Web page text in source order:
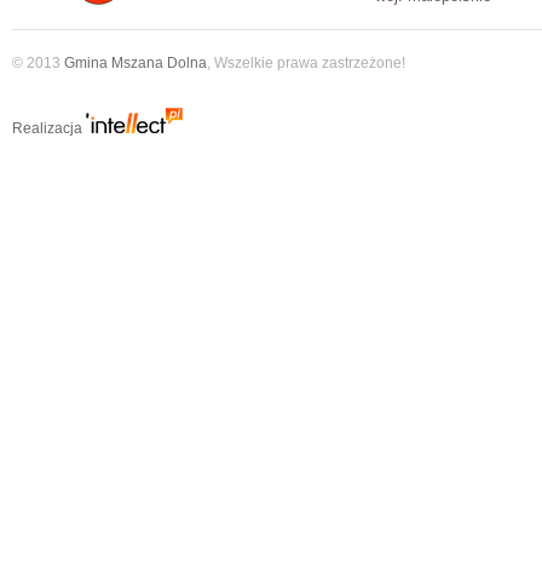
© 2013 Gmina Mszana Dolna, Wszelkie prawa zastrzeżone!
Realizacja